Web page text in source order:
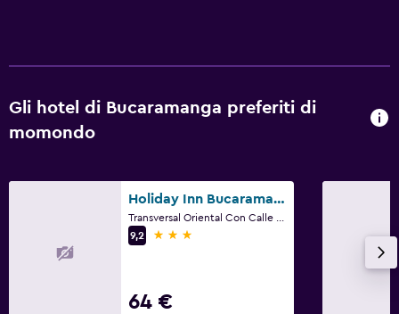
Gli hotel di Bucaramanga preferiti di
momondo
Holiday Inn Bucaramanga Cacique by IHG
9,2
3 stelle
64 €